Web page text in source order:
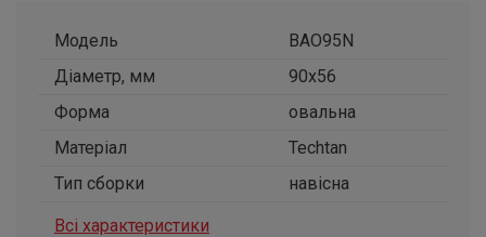
Модель
BAO95N
Діаметр, мм
90x56
Форма
овальна
Матеріал
Techtan
Тип сборки
навісна
Всі характеристики